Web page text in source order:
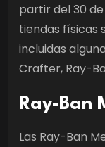
partir del 30
tiendas físicas
incluidas
Crafter, Ray-
Ray-Ban
Las Ray-Ban